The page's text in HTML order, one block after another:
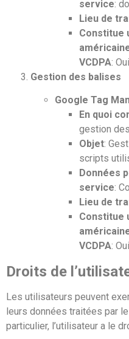
service:
Lieu de
Constitue
VCDPA: Oui.
Gestion des balises
Google Tag
En quoi
gestion
Objet:
scripts
Données
service:
Lieu de
Constitue
VCDPA:
Droits de
Les utilisateurs peuvent
leurs données traitées par
particulier, l’utilisateur a le